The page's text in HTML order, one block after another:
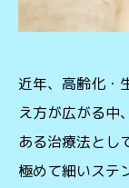
近年、高齢化・
え方が広がる中
ある治療法とし
極めて細いステ